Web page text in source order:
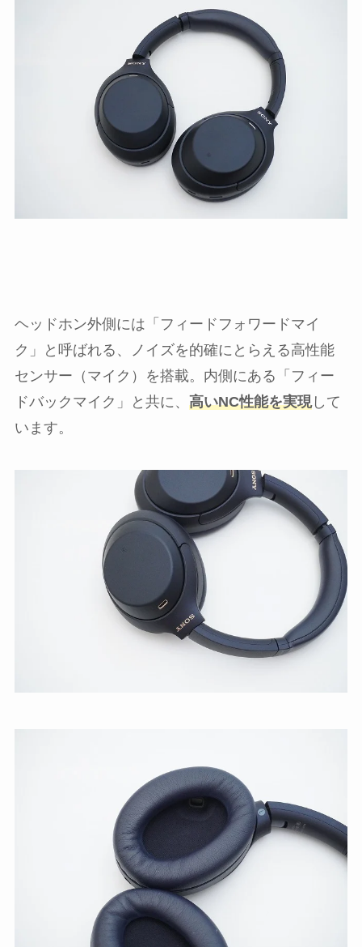
ヘッドホン外側には「フィードフォワードマイ
ク」と呼ばれる、ノイズを的確にとらえる高性能
センサー（マイク）を搭載。内側にある「フィー
ドバックマイク」と共に、 高いNC性能を実現して
います。